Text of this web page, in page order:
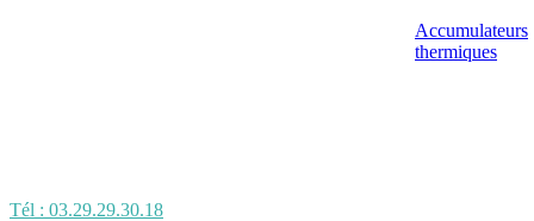
Accumulateurs
thermiques
Tél : 03.29.29.30.18